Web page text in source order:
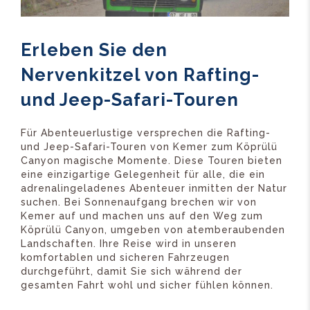
Erleben Sie den
Nervenkitzel von Rafting-
und Jeep-Safari-Touren
Für Abenteuerlustige versprechen die Rafting-
und Jeep-Safari-Touren von Kemer zum Köprülü
Canyon magische Momente. Diese Touren bieten
eine einzigartige Gelegenheit für alle, die ein
adrenalingeladenes Abenteuer inmitten der Natur
suchen. Bei Sonnenaufgang brechen wir von
Kemer auf und machen uns auf den Weg zum
Köprülü Canyon, umgeben von atemberaubenden
Landschaften. Ihre Reise wird in unseren
komfortablen und sicheren Fahrzeugen
durchgeführt, damit Sie sich während der
gesamten Fahrt wohl und sicher fühlen können.